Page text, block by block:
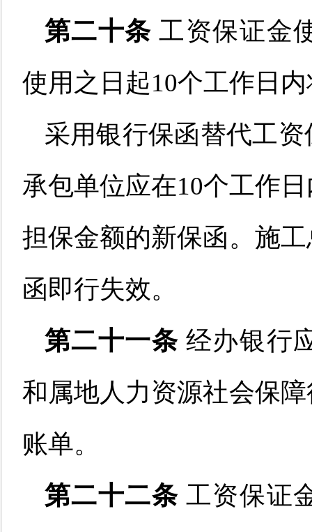
第二十条 工资保证金
使用之日起10个工作日
采用银行保函替代工
承包单位应在10个工作
担保金额的新保函。 施
函即行失效。
第二十一条 经办银行
和属地人力资源社会保
账单。
第二十二条 工资保证